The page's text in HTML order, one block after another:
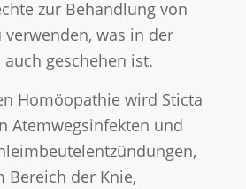
zur Behandlung von
verwenden, was in der
geschehen ist.
Homöopathie wird Sticta
Atemwegsinfekten und
Bereich der Knie,